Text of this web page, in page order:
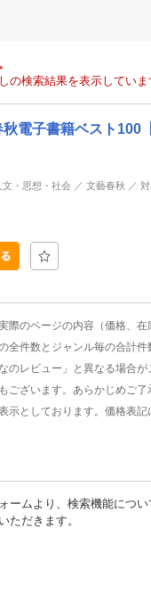
の検索結果を表示していま
秋電子書籍ベスト
・思想・社会 ／ 文藝春秋 ／
のページの内容（価格、
件数とジャンル毎の合計件
レビュー」と異なる場合が
ざいます。あらかじめご
示としております。価格表記
ムより、検索機能につい
ただきます。